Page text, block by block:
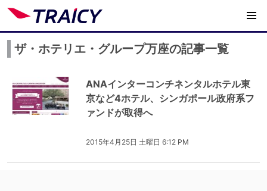
ザ・ホテリエ・グループ万座の記事一覧
ANAインターコンチネンタルホテル東
京など4ホテル、シンガポール政府系フ
ァンドが取得へ
2015年4月25日 土曜日 6:12 PM